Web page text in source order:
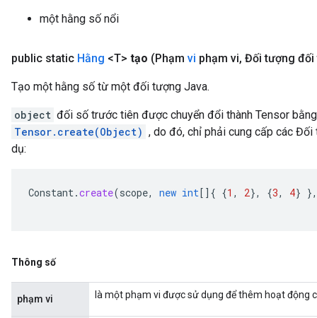
một hằng số nổi
public static Hằng <T> tạo (Phạm vi phạm vi, Đối tượng đối
Tạo một hằng số từ một đối tượng Java.
object đối số trước tiên được chuyển đổi thành Tensor
Tensor.create(Object) , do đó, chỉ phải cung cấp các
dụ:
Constant.create(scope, new int[] { {1 , 2}, {3, 4} },
Thông số
phạm vi là một phạm vi được sử dụng để thêm hoạt động